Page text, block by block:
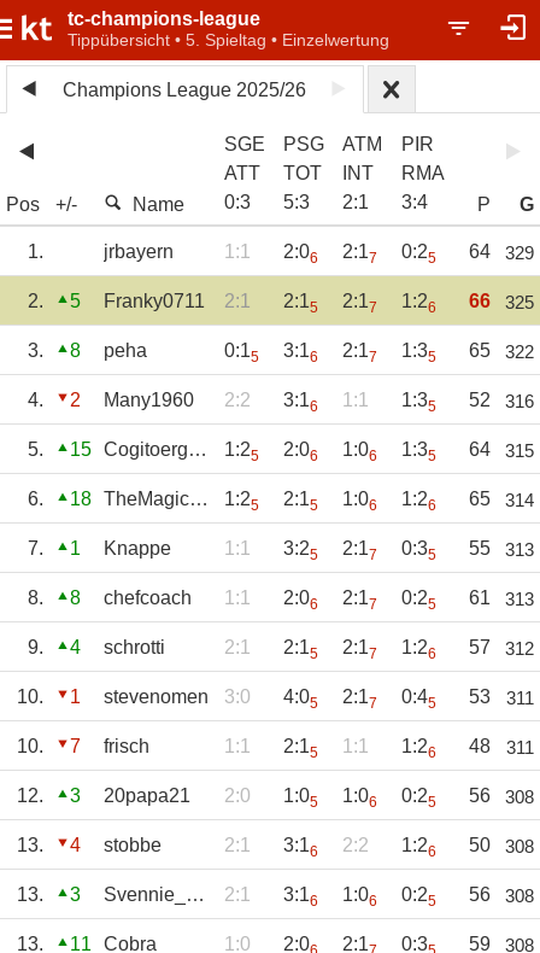
tc-champions-league
Tippübersicht • 5. Spieltag • Einzelwertung
Champions League 2025/26
Pos +/- Name
SGE
ATT
0:3
PSG
TOT
5:3
ATM
INT
2:1
PIR
RMA
3:4 P G
1. jrbayern 1:1 2:06 2:17 0:25 64 329
2. 5 Franky0711 2:1 2:15 2:17 1:26 66 325
3. 8 peha 0:15 3:16 2:17 1:35 65 322
4. 2 Many1960 2:2 3:16 1:1 1:35 52 316
5. 15 Cogitoergosum 1:25 2:06 1:06 1:35 64 315
6. 18 TheMagicEye 1:25 2:15 1:06 1:26 65 314
7. 1 Knappe 1:1 3:25 2:17 0:35 55 313
8. 8 chefcoach 1:1 2:06 2:17 0:25 61 313
9. 4 schrotti 2:1 2:15 2:17 1:26 57 312
10. 1 stevenomen 3:0 4:05 2:17 0:45 53 311
10. 7 frisch 1:1 2:15 1:1 1:26 48 311
12. 3 20papa21 2:0 1:05 1:06 0:25 56 308
13. 4 stobbe 2:1 3:16 2:2 1:26 50 308
13. 3 Svennie_1970 2:1 3:16 1:06 0:25 56 308
13. 11 Cobra 1:0 2:0 2:1 0:3 59 308